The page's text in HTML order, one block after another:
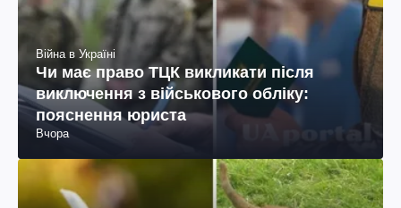
Війна в Україні
Чи має право ТЦК викликати після
виключення з військового обліку:
пояснення юриста
Вчора